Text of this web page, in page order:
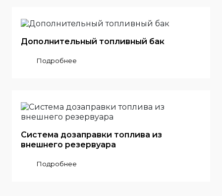
Дополнительный топливный бак
Подробнее
Система дозаправки топлива из
внешнего резервуара
Подробнее